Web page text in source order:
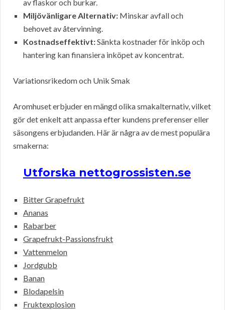
av flaskor och burkar.
Miljövänligare Alternativ: Minskar avfall och
behovet av återvinning.
Kostnadseffektivt:Sänkta kostnader för inköp och
hantering kan finansiera inköpet av koncentrat.
Variationsrikedom och Unik Smak
Aromhuset erbjuder en mängd olika smakalternativ, vilket
gör det enkelt att anpassa efter kundens preferenser eller
säsongens erbjudanden. Här är några av de mest populära
smakerna:
Utforska nettogrossisten.se
Bitter Grapefrukt
Ananas
Rabarber
Grapefrukt-Passionsfrukt
Vattenmelon
Jordgubb
Banan
Blodapelsin
Fruktexplosion